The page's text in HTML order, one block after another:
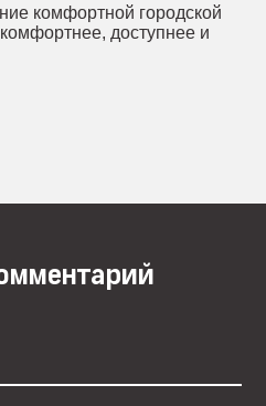
комфортной городской
доступнее и